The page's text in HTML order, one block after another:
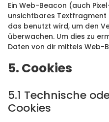
Ein Web-Beacon (auch
unsichtbares Textfragment
das benutzt wird, um den
überwachen. Um dies zu
Daten von dir mittels Web-
5. Cookies
5.1 Technische
Cookies